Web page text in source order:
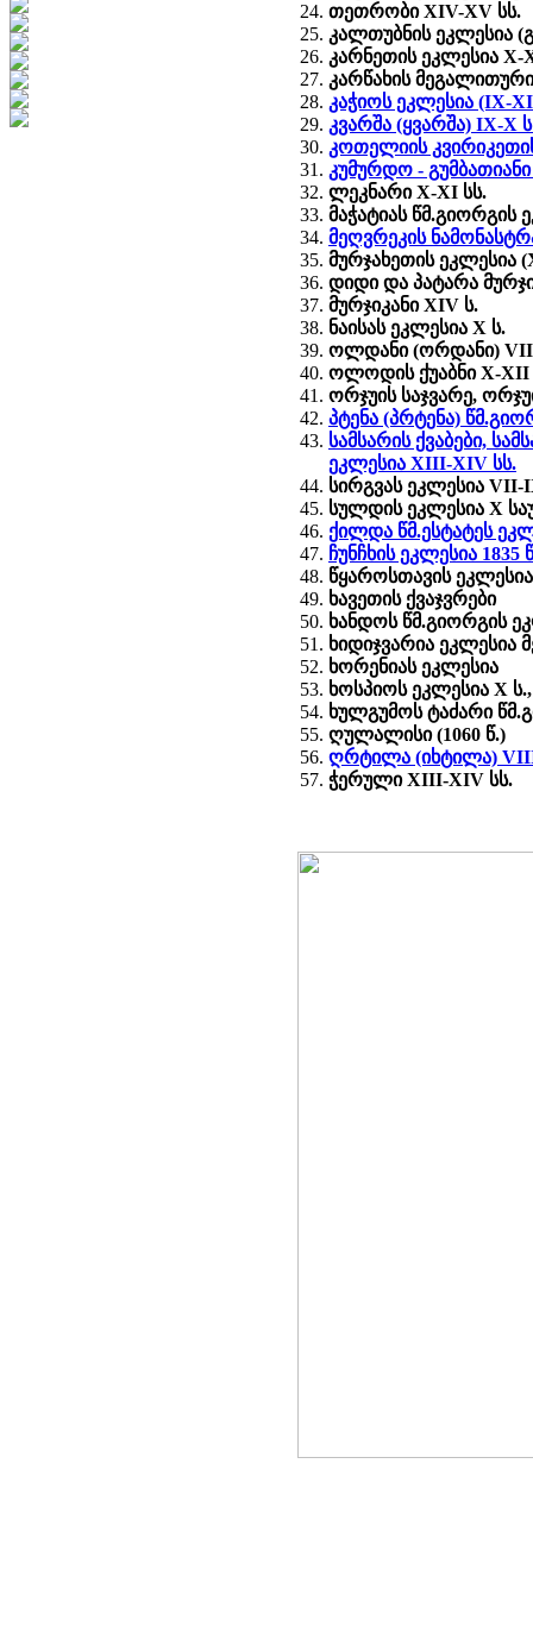
თეთრობი XIV-XV სს.
კალთუბნის ეკლესია
კარნეთის ეკლესია X-
კარწახის
კაჭიოს ეკლესია (IX-XI
კვარშა (ყვარშა) IX-X
კოთელიის
კუმურდო -
ლეკნარი X-XI სს.
მაჭატიას წმ.გიორგის
მეღვრეკის
მურჯახეთის ეკლესია
დიდი და პატარა
მურჯიკანი XIV ს.
ნაისას ეკლესია X ს.
ოლდანი (ორდანი)
ოლოდის ქუაბნი X-XII
ორჯუის საჯვარე,
პტენა (პრტენა)
სამსარის ქვაბები,
ეკლესია XIII-XIV სს.
სირგვას ეკლესია VII-
სულდის ეკლესია X
ქილდა წმ.ესტატეს
ჩუნჩხის ეკლესია 1835
წყაროსთავის ეკლესია
ხავეთის ქვაჯვრები
ხანდოს წმ.გიორგის
ხიდიჯვარია ეკლესია
ხორენიას ეკლესია
ხოსპიოს ეკლესია X
ხულგუმოს ტაძარი
ღულალისი (1060 წ.)
ღრტილა (იხტილა)
ჭერული XIII-XIV სს.